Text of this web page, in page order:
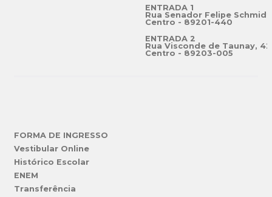
ENTRADA 1
Rua Senador Felipe
Centro - 89201-440
ENTRADA 2
Rua Visconde de Taunay,
Centro - 89203-005
FORMA DE INGRESSO
Vestibular Online
Histórico Escolar
ENEM
Transferência